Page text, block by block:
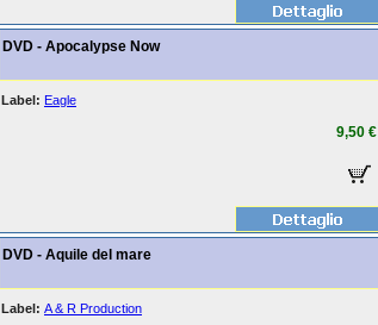
DVD - Apocalypse Now
Label: Eagle
9,50 €
DVD - Aquile del mare
Label: A & R Production